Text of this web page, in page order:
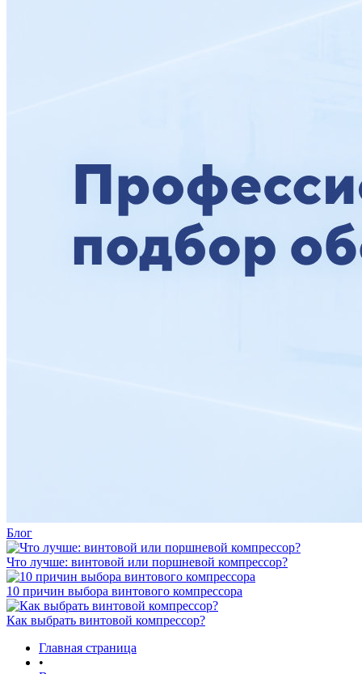
Блог
Что лучше: винтовой или поршневой компрессор?
10 причин выбора винтового компрессора
Как выбрать винтовой компрессор?
Главная страница
•